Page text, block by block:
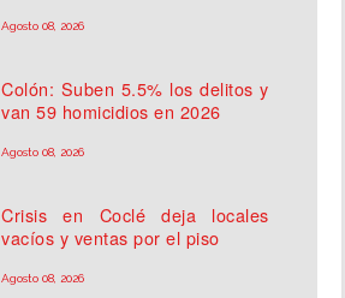
Agosto 08, 2026
Colón: Suben 5.5% los delitos y
van 59 homicidios en 2026
Agosto 08, 2026
Crisis en Coclé deja locales
vacíos y ventas por el piso
Agosto 08, 2026